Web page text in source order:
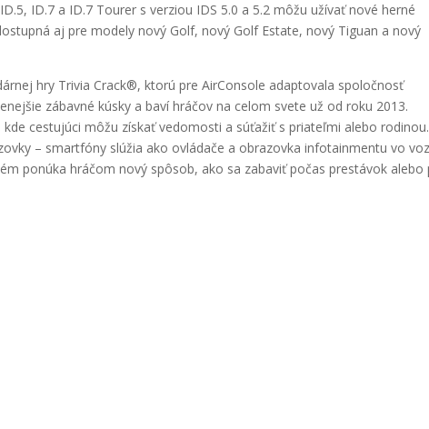
ID.7 a ID.7 Tourer s verziou IDS 5.0 a 5.2 môžu užívať nové herné
aj pre modely nový Golf, nový Golf Estate, nový Tiguan a nový
hry Trivia Crack®, ktorú pre AirConsole adaptovala spoločnosť
zábavné kúsky a baví hráčov na celom svete už od roku 2013.
cestujúci môžu získať vedomosti a súťažiť s priateľmi alebo rodinou.
– smartfóny slúžia ako ovládače a obrazovka infotainmentu vo
ponúka hráčom nový spôsob, ako sa zabaviť počas prestávok alebo